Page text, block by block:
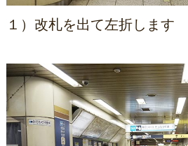
１）改札を出て左折します